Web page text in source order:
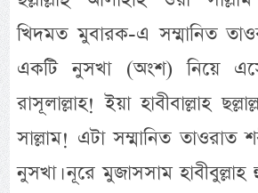
খিদমত মুবারক-এ সম্মানিত
একটি নুসখা (অংশ) নিয়ে
রাসূলাল্লাহ! ইয়া হাবীবাল্লাহ
সাল্লাম! এটা সম্মানিত
নুসখা। নূরে মুজাসসাম হাবীবুল্লাহ